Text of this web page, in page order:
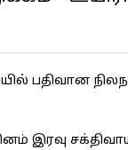
பதிவான
இரவு